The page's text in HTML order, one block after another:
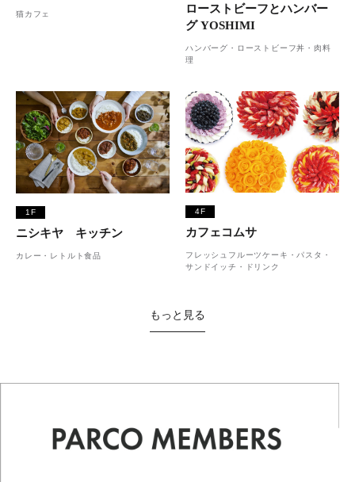
猫カフェ
ローストビーフとハンバー
グ YOSHIMI
ハンバーグ・ローストビーフ丼・肉料
理
1F
ニシキヤ キッチン
カレー・レトルト食品
4F
カフェコムサ
フレッシュフルーツケーキ・パスタ・
サンドイッチ・ドリンク
もっと見る